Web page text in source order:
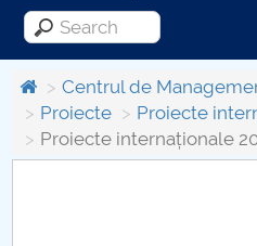
Menu
About the University
Centrul de
Proiecte
Proiecte
Proiecte internaționale